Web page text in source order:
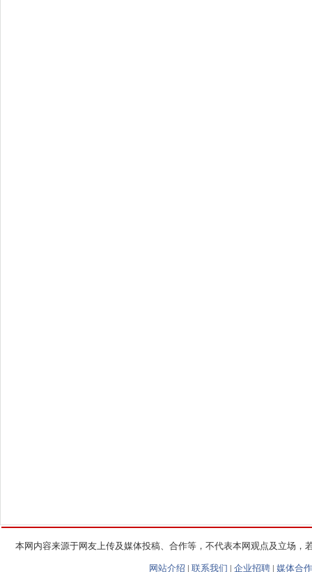
本网内容来源于网友上传及媒体投稿、合作等，不代表本网观点及立场
网站介绍 | 联系我们 | 企业招聘 | 媒体合作